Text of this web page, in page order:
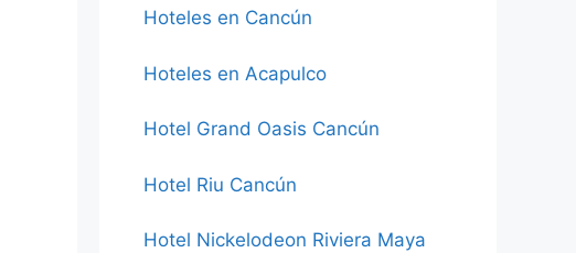
Hoteles en Cancún
Hoteles en Acapulco
Hotel Grand Oasis Cancún
Hotel Riu Cancún
Hotel Nickelodeon Riviera Maya